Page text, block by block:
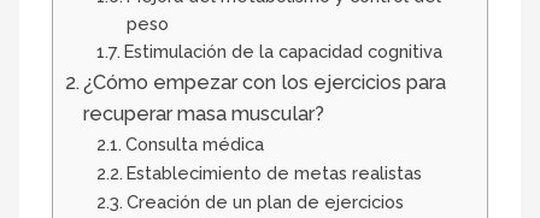
peso
Estimulación de la capacidad cognitiva
¿Cómo empezar con los ejercicios para
recuperar masa muscular?
Consulta médica
Establecimiento de metas realistas
Creación de un plan de ejercicios